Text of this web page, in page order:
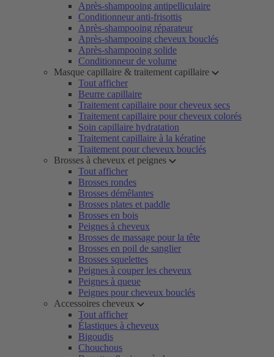
Après-shampooing antipelliculaire
Conditionneur anti-frisottis
Après-shampooing réparateur
Après-shampooing cheveux bouclés
Après-shampooing solide
Conditionneur de volume
Masque capillaire & traitement capillaire
Tout afficher
Beurre capillaire
Traitement capillaire pour cheveux secs
Traitement capillaire pour cheveux colorés
Soin capillaire hydratation
Traitement capillaire à la kératine
Traitement pour cheveux bouclés
Brosses à cheveux et peignes
Tout afficher
Brosses rondes
Brosses démêlantes
Brosses plates et paddle
Brosses en bois
Peignes à cheveux
Brosses de massage pour la tête
Brosses en poil de sanglier
Brosses squelettes
Peignes à couper les cheveux
Peignes à queue
Peignes pour cheveux bouclés
Accessoires cheveux
Tout afficher
Élastiques à cheveux
Bigoudis
Chouchous